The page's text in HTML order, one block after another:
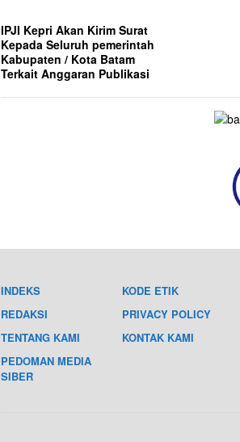
IPJI Kepri Akan Kirim Surat
Kepada Seluruh pemerintah
Kabupaten / Kota Batam
Terkait Anggaran Publikasi
INDEKS KODE ETIK
REDAKSI
PRIVACY POLICY
TENTANG KAMI
KONTAK KAMI
PEDOMAN MEDIA
SIBER